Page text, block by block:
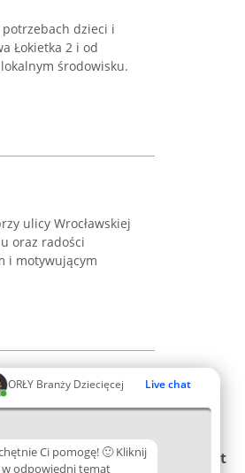
ORŁY Branży Dziecięcej Live chat
Ci pomogę! 🙂 Kliknij
w odpowiedni temat
potrzebach dzieci i
Łokietka 2 i od
środowisku.
ulicy Wrocławskiej
oraz radości
i motywującym
Plebiscyt Kontakt